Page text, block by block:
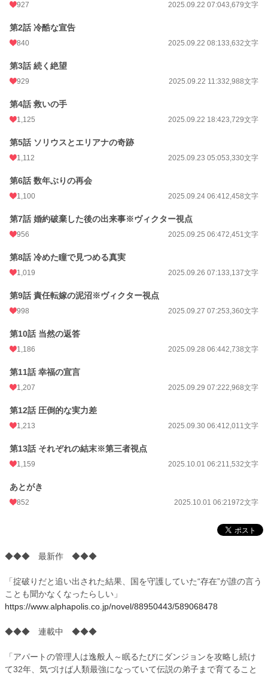
に直面する。エリアナの大活躍を知った時には、すべてが手遅れだった。
真の実力と愛を手に入れたエリアナは、もう振り返る理由はない。
これは、自分の価値を理解してくれない者たちを結果的に見返し、厳しい時期に
小説
恋愛 4,214 位 / 66,370 件
24h.ポイント 120 pt
初回完結日時
週間ポイント 927 pt (9,481 位)
月間ポイント
年間ポイント 626,730 pt (743 位)
累計ポイント
927 2025.09.22 07:043,679文字
第2話 冷酷な宣告
840 2025.09.22 08:133,632文字
第3話 続く絶望
929 2025.09.22 11:332,988文字
第4話 救いの手
1,125 2025.09.22 18:423,729文字
第5話 ソリウスとエリアナの奇跡
1,112 2025.09.23 05:053,330文字
第6話 数年ぶりの再会
1,100 2025.09.24 06:412,458文字
第7話 婚約破棄した後の出来事※ヴィクター視点
956 2025.09.25 06:472,451文字
第8話 冷めた瞳で見つめる真実
1,019 2025.09.26 07:133,137文字
第9話 責任転嫁の泥沼※ヴィクター視点
998 2025.09.27 07:253,360文字
第10話 当然の返答
1,186 2025.09.28 06:442,738文字
第11話 幸福の宣言
1,207 2025.09.29 07:222,968文字
第12話 圧倒的な実力差
1,213 2025.09.30 06:412,011文字
第13話 それぞれの結末※第三者視点
1,159 2025.10.01 06:211,532文字
あとがき
852 2025.10.01 06:21972文字
◆◆◆ 最新作 ◆◆◆
「掟破りだと追い出された結果、国を守護していた“存在”が誰の言う
ことも聞かなくなったらしい」
https://www.alphapolis.co.jp/novel/88950443/589068478
◆◆◆ 連載中 ◆◆◆
「アパートの管理人は逸般人～眠るたびにダンジョンを攻略し続け
て32年、気づけば人類最強になっていて伝説の弟子まで育てること